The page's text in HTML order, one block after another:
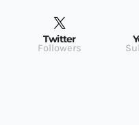
Twitter
Followers